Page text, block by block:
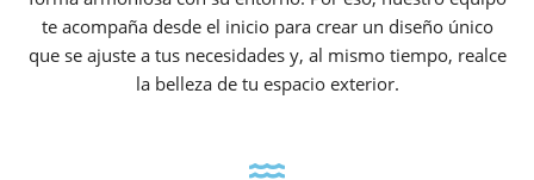
te acompaña desde el inicio para crear un diseño único
que se ajuste a tus necesidades y, al mismo tiempo, realce
la belleza de tu espacio exterior.